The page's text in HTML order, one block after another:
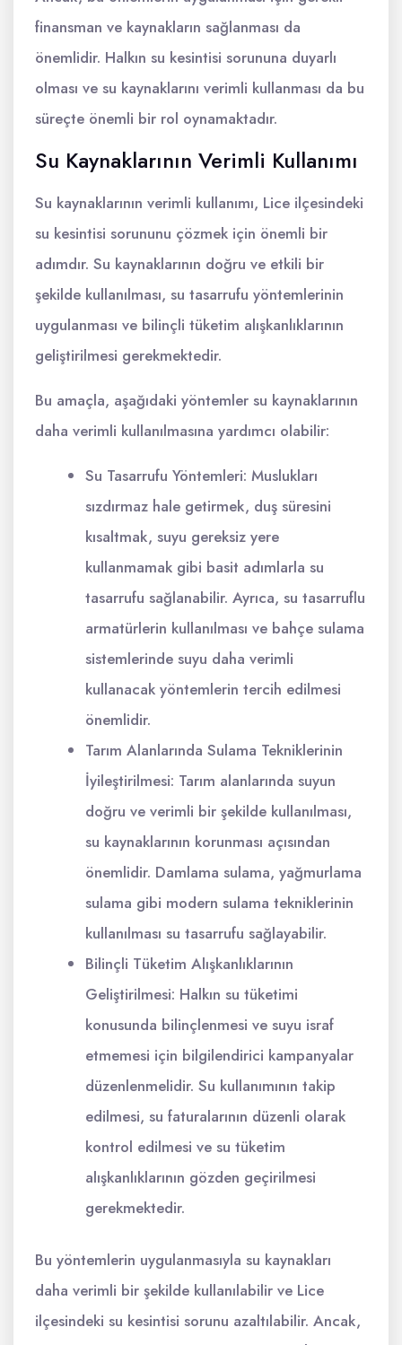
finansman ve kaynakların sağlanması da
önemlidir. Halkın su kesintisi sorununa duyarlı
olması ve su kaynaklarını verimli kullanması da bu
süreçte önemli bir rol oynamaktadır.
Su Kaynaklarının Verimli Kullanımı
Su kaynaklarının verimli kullanımı, Lice ilçesindeki
su kesintisi sorununu çözmek için önemli bir
adımdır. Su kaynaklarının doğru ve etkili bir
şekilde kullanılması, su tasarrufu yöntemlerinin
uygulanması ve bilinçli tüketim alışkanlıklarının
geliştirilmesi gerekmektedir.
Bu amaçla, aşağıdaki yöntemler su kaynaklarının
daha verimli kullanılmasına yardımcı olabilir:
Su Tasarrufu Yöntemleri: Muslukları
sızdırmaz hale getirmek, duş süresini
kısaltmak, suyu gereksiz yere
kullanmamak gibi basit adımlarla su
tasarrufu sağlanabilir. Ayrıca, su tasarruflu
armatürlerin kullanılması ve bahçe sulama
sistemlerinde suyu daha verimli
kullanacak yöntemlerin tercih edilmesi
önemlidir.
Tarım Alanlarında Sulama Tekniklerinin
İyileştirilmesi: Tarım alanlarında suyun
doğru ve verimli bir şekilde kullanılması,
su kaynaklarının korunması açısından
önemlidir. Damlama sulama, yağmurlama
sulama gibi modern sulama tekniklerinin
kullanılması su tasarrufu sağlayabilir.
Bilinçli Tüketim Alışkanlıklarının
Geliştirilmesi: Halkın su tüketimi
konusunda bilinçlenmesi ve suyu israf
etmemesi için bilgilendirici kampanyalar
düzenlenmelidir. Su kullanımının takip
edilmesi, su faturalarının düzenli olarak
kontrol edilmesi ve su tüketim
alışkanlıklarının gözden geçirilmesi
gerekmektedir.
Bu yöntemlerin uygulanmasıyla su kaynakları
daha verimli bir şekilde kullanılabilir ve Lice
ilçesindeki su kesintisi sorunu azaltılabilir. Ancak,